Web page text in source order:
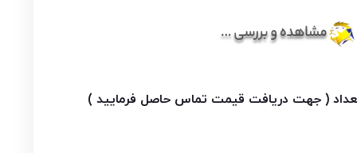
( جهت دریافت قیمت تماس حاصل فرمایید )